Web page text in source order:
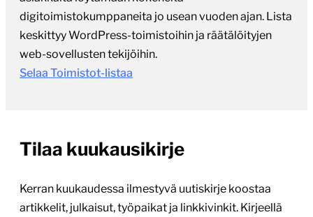
digitoimistokumppaneita jo usean vuoden ajan. Lista
keskittyy WordPress-toimistoihin ja räätälöityjen
web-sovellusten tekijöihin.
Selaa Toimistot-listaa
Tilaa kuukausikirje
Kerran kuukaudessa ilmestyvä uutiskirje koostaa
artikkelit, julkaisut, työpaikat ja linkkivinkit. Kirjeellä